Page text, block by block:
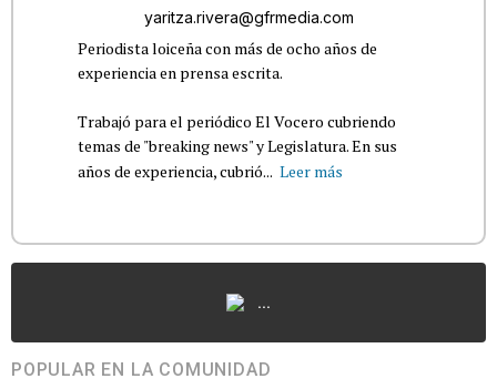
yaritza.rivera@gfrmedia.com
Periodista loiceña con más de ocho años de
experiencia en prensa escrita.
Trabajó para el periódico El Vocero cubriendo
temas de "breaking news" y Legislatura. En sus
años de experiencia, cubrió... Leer más
...
POPULAR EN LA COMUNIDAD